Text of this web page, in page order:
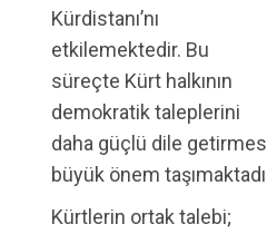
Kürdistanı’nı
etkilemektedir. Bu
süreçte Kürt halkının
demokratik taleplerini
daha güçlü dile
büyük önem
Kürtlerin ortak talebi;